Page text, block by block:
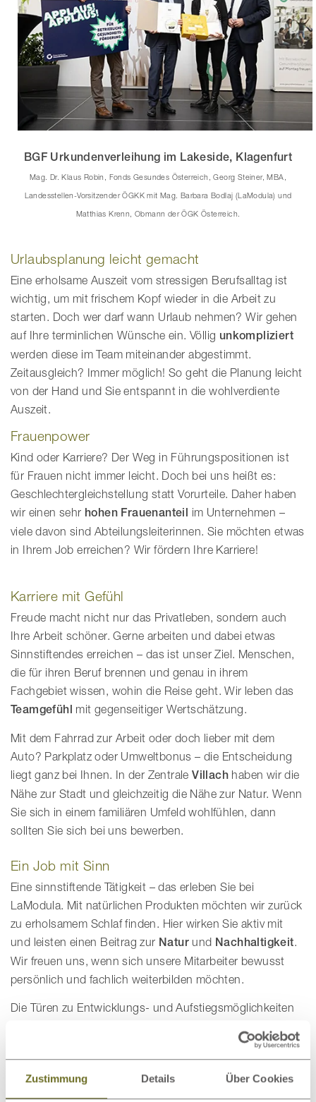
Zustimmung Details Über Cookies
BGF Urkundenverleihung im Lakeside, Klagenfurt
Mag. Dr. Klaus Robin, Fonds Gesundes Österreich, Georg Steiner, MBA,
Landesstellen-Vorsitzender ÖGKK mit Mag. Barbara Bodlaj (LaModula) und
Matthias Krenn, Obmann der ÖGK Österreich.
Urlaubsplanung leicht gemacht
Eine erholsame Auszeit vom stressigen Berufsalltag ist
wichtig, um mit frischem Kopf wieder in die Arbeit zu
starten. Doch wer darf wann Urlaub nehmen? Wir gehen
auf Ihre terminlichen Wünsche ein. Völlig unkompliziert
werden diese im Team miteinander abgestimmt.
Zeitausgleich? Immer möglich! So geht die Planung leicht
von der Hand und Sie entspannt in die wohlverdiente
Auszeit.
Frauenpower
Kind oder Karriere? Der Weg in Führungspositionen ist
für Frauen nicht immer leicht. Doch bei uns heißt es:
Geschlechtergleichstellung statt Vorurteile. Daher haben
wir einen sehr hohen Frauenanteil im Unternehmen –
viele davon sind Abteilungsleiterinnen. Sie möchten etwas
in Ihrem Job erreichen? Wir fördern Ihre Karriere!
Karriere mit Gefühl
Freude macht nicht nur das Privatleben, sondern auch
Ihre Arbeit schöner. Gerne arbeiten und dabei etwas
Sinnstiftendes erreichen – das ist unser Ziel. Menschen,
die für ihren Beruf brennen und genau in ihrem
Fachgebiet wissen, wohin die Reise geht. Wir leben das
Teamgefühl mit gegenseitiger Wertschätzung.
Mit dem Fahrrad zur Arbeit oder doch lieber mit dem
Auto? Parkplatz oder Umweltbonus – die Entscheidung
liegt ganz bei Ihnen. In der ZentraleVillach haben wir die
Nähe zur Stadt und gleichzeitig die Nähe zur Natur. Wenn
Sie sich in einem familiären Umfeld wohlfühlen, dann
sollten Sie sich bei uns bewerben.
Ein Job mit Sinn
Eine sinnstiftende Tätigkeit – das erleben Sie bei
LaModula. Mit natürlichen Produkten möchten wir zurück
zu erholsamem Schlaf finden. Hier wirken Sie aktiv mit
und leisten einen Beitrag zur Natur und Nachhaltigkeit
Wir freuen uns, wenn sich unsere Mitarbeiter bewusst
persönlich und fachlich weiterbilden möchten.
Die Türen zu Entwicklungs- und Aufstiegsmöglichkeiten
arbeitet, soll schließlich gerne an seinen Arbeitsplatz
kommen. Sind wir motiviert, steigert sich unsere
Leistung. Um diese
Zufriedenheit
stetig zu erhalten,